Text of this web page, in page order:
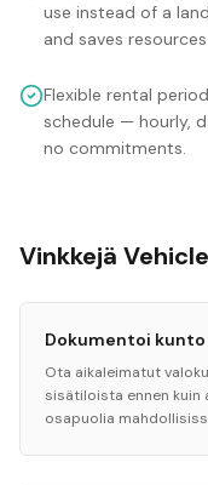
use instead of a
and saves resources.
Flexible rental
schedule — hourly,
no commitments.
Vinkkejä
Dokumentoi
Ota aikaleimatut
sisätiloista ennen kuin
osapuolia